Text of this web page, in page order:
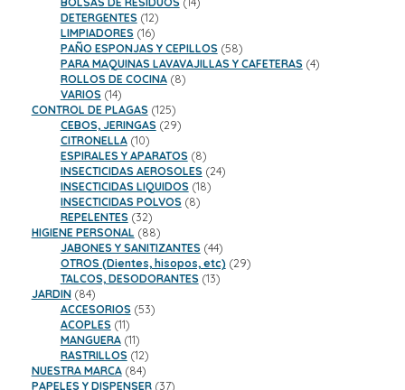
DETERGENTES 1212
productos
LIMPIADORES 1616
productos
PAÑO ESPONJAS Y CEPILLOS 5858
productos
PARA MAQUINAS LAVAVAJILLAS Y CAFETERAS 44
ROLLOS DE COCINA 88
VARIOS 1414
productos
CONTROL DE PLAGAS 125125
productos
CEBOS, JERINGAS 2929
CITRONELLA 1010
productos
ESPIRALES Y APARATOS 88
productos
INSECTICIDAS AEROSOLES 2424
INSECTICIDAS LIQUIDOS 1818
INSECTICIDAS POLVOS 88
REPELENTES 3232
productos
HIGIENE PERSONAL 8888
productos
JABONES Y SANITIZANTES 4444
productos
OTROS (Dientes, hisopos, etc) 2929
TALCOS, DESODORANTES 1313
JARDIN 8484
productos
ACCESORIOS 5353
ACOPLES 1111
productos
MANGUERA 1111
productos
RASTRILLOS 1212
productos
NUESTRA MARCA 8484
productos
PAPELES Y DISPENSER 3737